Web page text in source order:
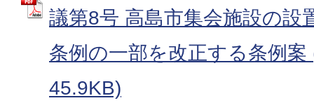
議第8号 高島市集会施設の設
条例の一部を改正する条例
45.9KB)